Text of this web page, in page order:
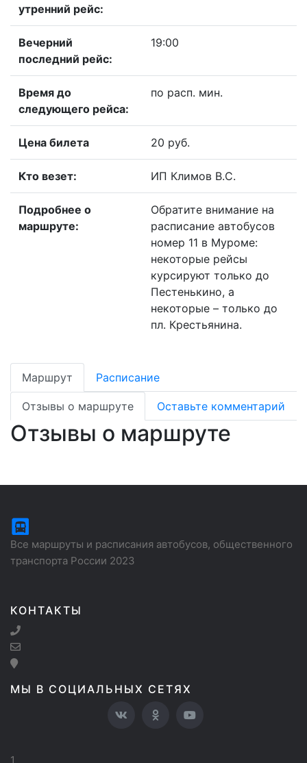
утренний рейс:
Вечерний
последний рейс:
19:00
Время до
следующего рейса:
по расп. мин.
Цена билета 20 руб.
Кто везет: ИП Климов В.С.
Подробнее о
маршруте:
Обратите внимание на
расписание автобусов
номер 11 в Муроме:
некоторые рейсы
курсируют только до
Пестенькино, а
некоторые – только до
пл. Крестьянина.
Маршрут Расписание
Отзывы о маршруте Оставьте комментарий
Отзывы о маршруте
Все маршруты и расписания автобусов, общественного
транспорта России 2023
КОНТАКТЫ
МЫ В СОЦИАЛЬНЫХ СЕТЯХ
1